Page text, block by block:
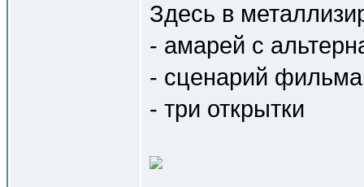
Здесь в
- амарей с
- сценарий
- три открытки